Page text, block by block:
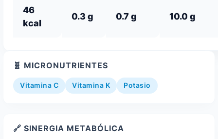
46
kcal
0.3 g 0.7 g 10.0 g
🧬 MICRONUTRIENTES
Vitamina C Vitamina K Potasio
🔗 SINERGIA METABÓLICA